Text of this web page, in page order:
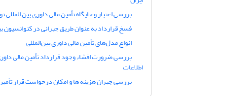
بررسی اعتبار و جایگاه تأمین مالی داوری بین
فسخ قرارداد به عنوان طریق جبرانی در کنوانسیون
انواع مدل‌های تأمین مالی داوری بین‌المللی
بررسی ضرورت افشاء وجود قرارداد تأمین مالی
اطلاعات
بررسی جبران هزینه ها و امکان درخواست قرار